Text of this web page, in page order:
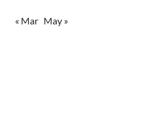
« Mar May »